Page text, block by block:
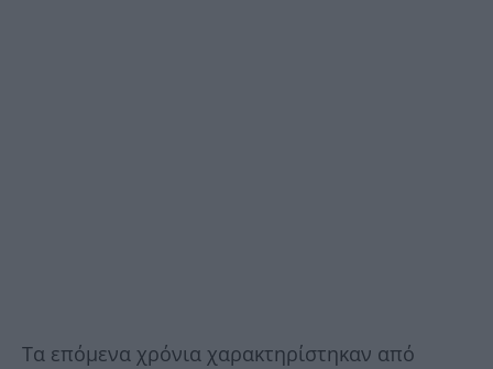
Τα επόμενα χρόνια χαρακτηρίστηκαν από